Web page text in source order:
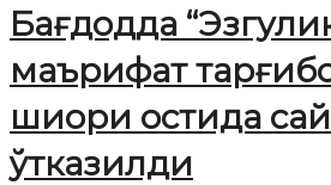
Бағдодда
маърифат
шиори остида
ўтказилди